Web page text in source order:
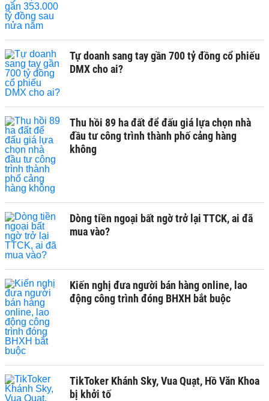
Tự doanh sang tay gần 700 tỷ đồng cổ phiếu
DMX cho ai?
Thu hồi 89 ha đất để đấu giá lựa chọn nhà
đầu tư công trình thành phố cảng hàng
không
Dòng tiền ngoại bất ngờ trở lại TTCK, ai đã
mua vào?
Kiến nghị đưa người bán hàng online, lao
động công trình đóng BHXH bắt buộc
TikToker Khánh Sky, Vua Quạt, Hồ Văn Khoa
bị khởi tố